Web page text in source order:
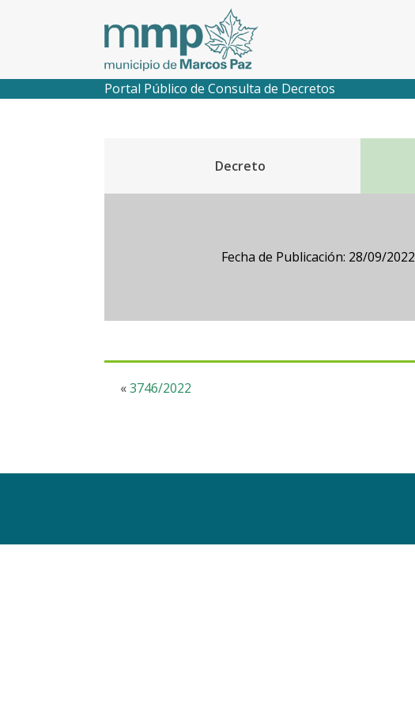
Portal Público de Consulta de Decretos
Decreto
Fecha de Publicación: 28/09/2022
«3746/2022